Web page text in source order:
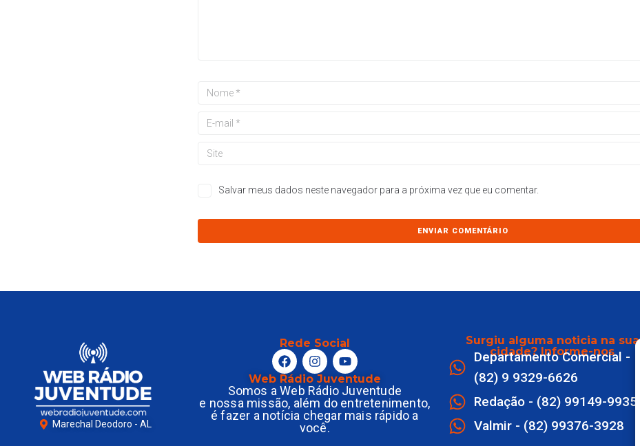
Salvar meus dados neste navegador para a próxima vez que eu comentar.
Marechal Deodoro - AL
Rede Social
Web Rádio Juventude
Somos a Web Rádio Juventude
e nossa missão, além do entretenimento,
é fazer a notícia chegar mais rápido a
você.
Surgiu alguma noticia na sua
cidade? Informe-nos
Departamento Comercial -
(82) 9 9329-6626
Redação - (82) 99149-9935
Valmir - (82) 99376-3928